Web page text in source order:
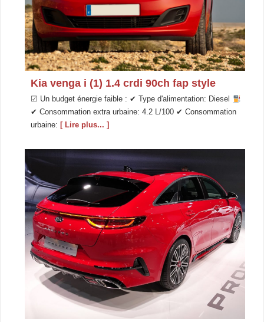
Kia venga i (1) 1.4 crdi 90ch fap style
☑ Un budget énergie faible : ✔ Type d'alimentation: Diesel
✔ Consommation extra urbaine: 4.2 L/100 ✔ Consommation
urbaine: [ Lire plus... ]